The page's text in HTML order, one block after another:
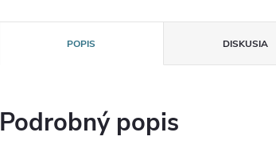
POPIS DISKUSIA
Podrobný popis